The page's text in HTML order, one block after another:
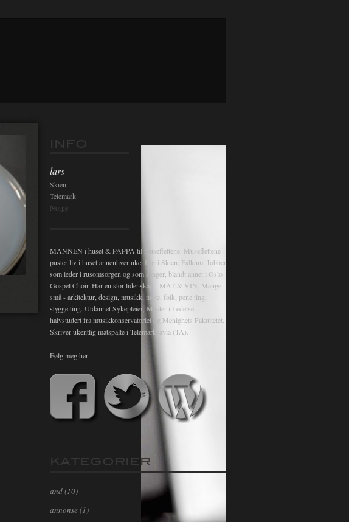
INFO
lars
Skien
Telemark
Norge
MANNEN i huset & PAPPA til museflettene. Museflettene
puster liv i huset annenhver uke. Bor i Skien, Falkum. Jobber
som leder i rusomsorgen og som sanger, blandt annet i Oslo
Gospel Choir. Har en stor lidenskap - MAT & VIN. Mange
små - arkitektur, design, musikk, mote, folk, pene ting,
stygge ting. Utdannet Sykepleier, Master i Ledelse +
halvstudert fra musikkonservatoriet og Menighets Fakultetet.
Skriver ukentlig matspalte i Telemarksavia (TA).
Følg meg her:
KATEGORIER
and(10)
annonse (1)